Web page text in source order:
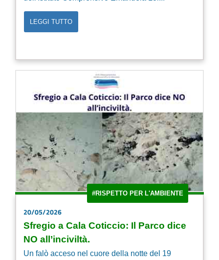
LEGGI TUTTO
#RISPETTO PER L'AMBIENTE
20/05/2026
Sfregio a Cala Coticcio: Il Parco dice
NO all’inciviltà.
Un falò acceso nel cuore della notte del 19